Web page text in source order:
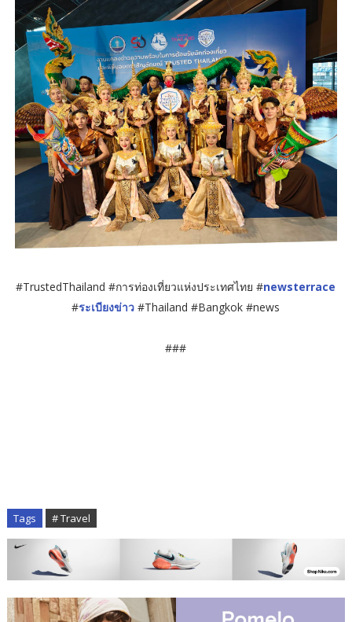
#TrustedThailand #การท่องเที่ยวแห่งประเทศไทย #newsterrace
#ระเบียงข่าว #Thailand #Bangkok #news
###
Tags # Travel